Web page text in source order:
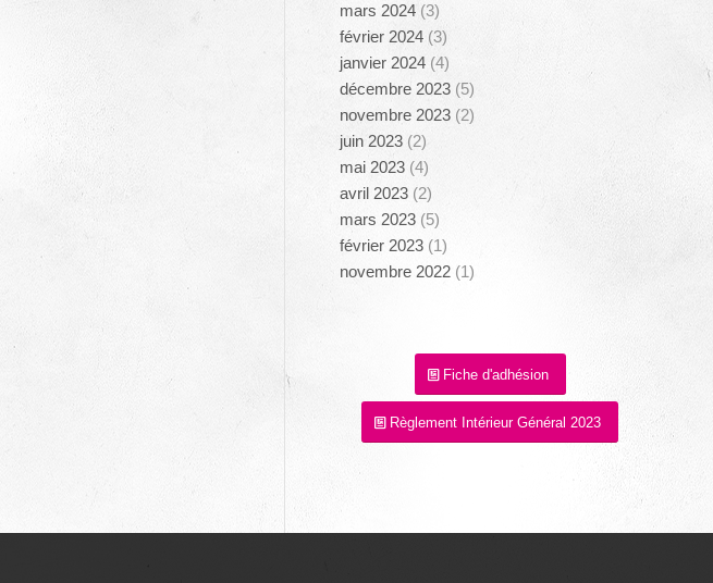
mars 2024 (3)
février 2024 (3)
janvier 2024 (4)
décembre 2023 (5)
novembre 2023 (2)
juin 2023 (2)
mai 2023 (4)
avril 2023 (2)
mars 2023 (5)
février 2023 (1)
novembre 2022 (1)
Fiche d'adhésion
Règlement Intérieur Général 2023